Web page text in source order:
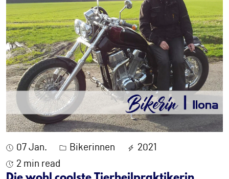
07 Jan. Bikerinnen
2021
2 min read